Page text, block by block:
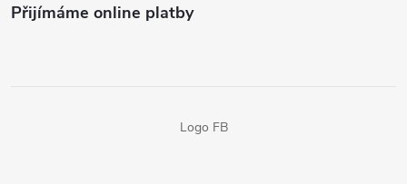
Přijímáme online platby
Logo FB